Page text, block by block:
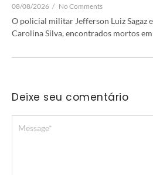
08/08/2026 / No Comments
O policial militar Jefferson Luiz Sagaz
Carolina Silva, encontrados mortos em
Deixe seu comentário